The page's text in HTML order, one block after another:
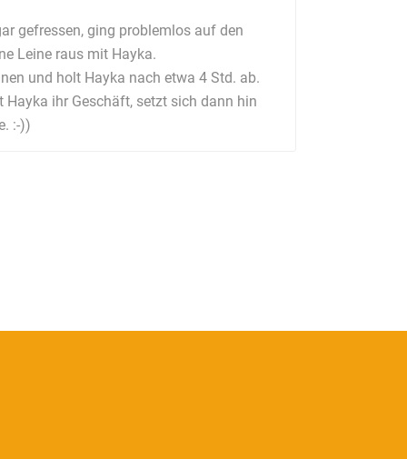
gefressen, ging problemlos auf den
Leine raus mit Hayka.
und holt Hayka nach etwa 4 Std. ab.
ihr Geschäft, setzt sich dann hin
:-))